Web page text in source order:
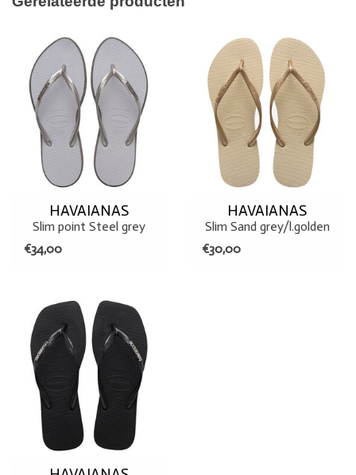
comfortabel en duurzaam.
comfort bij elke stap.
-Bandje: 100% PVC + Glitter
-Zool: 100% Rubber
HAVAIANAS
Slim point Steel grey
€34,00
HAVAIANAS
Slim Sand grey/l.golden
€30,00